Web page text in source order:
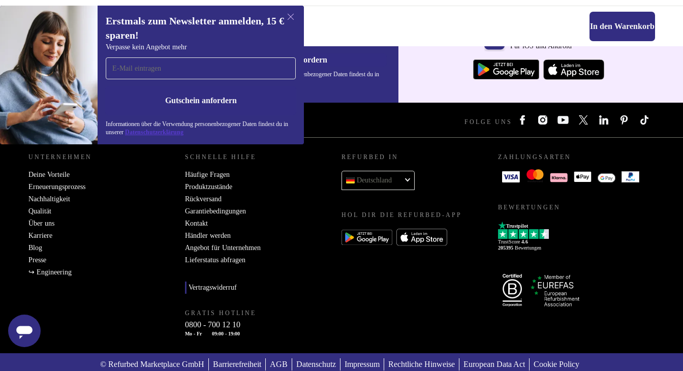
608,00 € In den Warenkorb
Erstmals zum Newsletter anmelden, 15 €
sparen!
Verpasse kein Angebot mehr
Gutschein anfordern
Informationen über die Verwendung personenbezogener Daten findest du in
unserer Datenschutzerklärung
Erstmals zum Newsletter
anmelden, 15 € sparen!
Verpasse kein Angebot mehr.
Gutschein anfordern
Informationen über die Verwendung personenbezogener Daten findest du in
Für iOS und Android
REFURBED DEUTSCHLAND - RETHINK NEW. FOLGE UNS
UNTERNEHMEN
Deine Vorteile
Erneuerungsprozess
Nachhaltigkeit
Qualität
Über uns
Karriere
Blog
Presse
↪ Engineering
SCHNELLE HILFE
Häufige Fragen
Produktzustände
Rückversand
Garantiebedingungen
Kontakt
Händler werden
Angebot für Unternehmen
Lieferstatus abfragen
Vertragswiderruf
GRATIS HOTLINE
0800 - 700 12 10
Mo - Fr 09:00 - 19:00
REFURBED IN
Deutschland
HOL DIR DIE REFURBED-APP
ZAHLUNGSARTEN
BEWERTUNGEN
Trustpilot
TrustScore 4.6
205395 Bewertungen
© Refurbed Marketplace GmbH Barrierefreiheit AGB Datenschutz Impressum Rechtliche Hinweise European Data Act Cookie Policy